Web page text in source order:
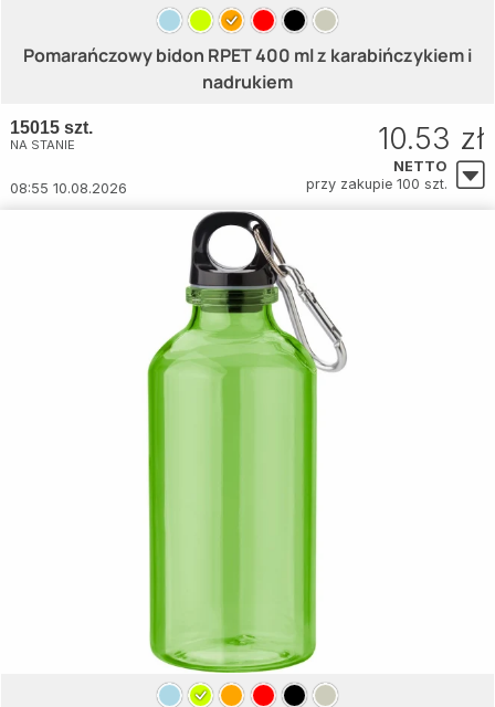
Pomarańczowy bidon RPET 400 ml z karabińczykiem i
nadrukiem
15015 szt.
NA STANIE
08:55 10.08.2026
10.53 zł
NETTO
przy zakupie 100 szt.